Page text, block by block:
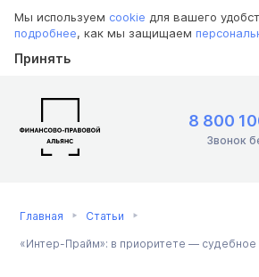
Мы используем cookie для вашего
подробнее, как мы защищаем
Принять
8 800
Звонок
Главная Статьи
«Интер-Прайм»: в приоритете — судебное